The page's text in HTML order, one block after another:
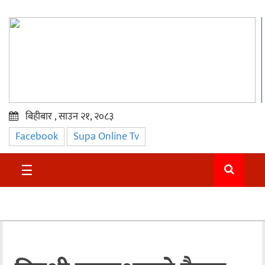
प्रमुख
समाचार
सुदुर
बिहीबार , साउन २१, २०८३
Facebook Supa Online Tv
☰